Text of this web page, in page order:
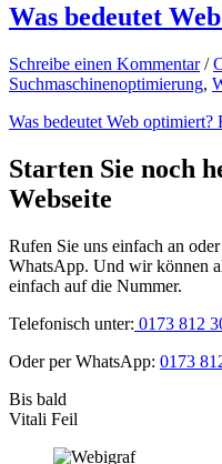
Was bedeutet
Schreibe einen Kommentar /
Suchmaschinenoptimierung,
Was bedeutet Web optimiert?
Starten Sie noch
Webseite
Rufen Sie uns einfach an
WhatsApp. Und wir können
einfach auf die Nummer.
Telefonisch unter: 0173 812
Oder per WhatsApp: 0173
Bis bald
Vitali Feil